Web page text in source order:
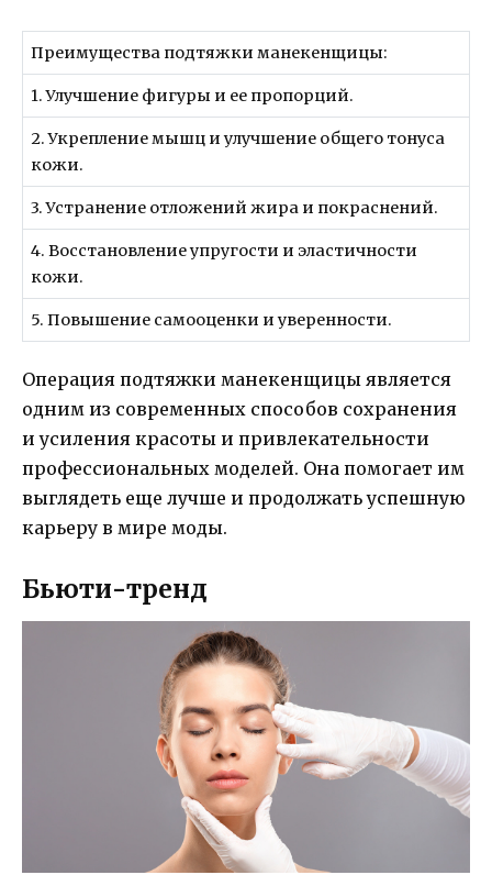
Преимущества подтяжки манекенщицы:
1. Улучшение фигуры и ее пропорций.
2. Укрепление мышц и улучшение общего тонуса
кожи.
3. Устранение отложений жира и покраснений.
4. Восстановление упругости и эластичности
кожи.
5. Повышение самооценки и уверенности.
Операция подтяжки манекенщицы является
одним из современных способов сохранения
и усиления красоты и привлекательности
профессиональных моделей. Она помогает им
выглядеть еще лучше и продолжать успешную
карьеру в мире моды.
Бьюти-тренд